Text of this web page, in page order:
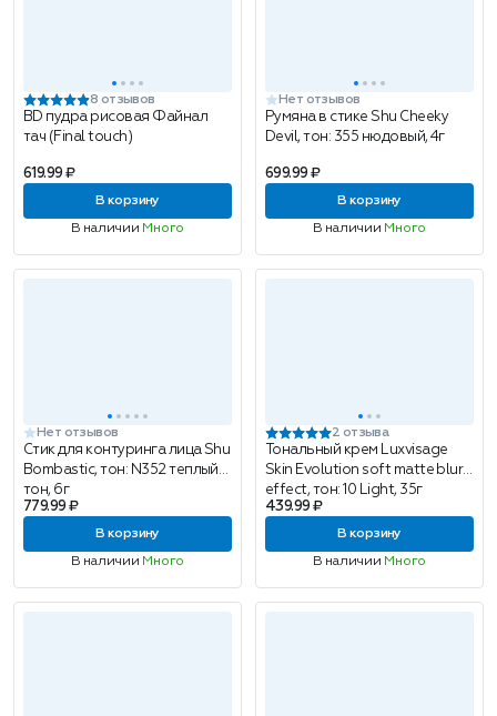
8 отзывов
BD пудра рисовая Файнал
тач (Final touch)
619.99 ₽
В корзину
В наличии Много
Нет отзывов
Румяна в стике Shu Cheeky
Devil, тон: 355 нюдовый, 4г
699.99 ₽
В корзину
В наличии Много
Нет отзывов
Стик для контуринга лица Shu
Bombastic, тон: N352 теплый
тон, 6г
779.99 ₽
В корзину
В наличии Много
2 отзыва
Тональный крем Luxvisage
Skin Evolution soft matte blur
effect, тон: 10 Light, 35г
439.99 ₽
В корзину
В наличии Много